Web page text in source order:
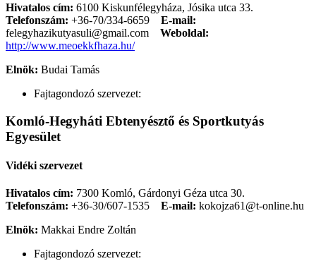
Hivatalos cím: 6100 Kiskunfélegyháza, Jósika utca 33.
Telefonszám: +36-70/334-6659
E-mail:
felegyhazikutyasuli@gmail.com
Weboldal:
http://www.meoekkfhaza.hu/
Elnök: Budai Tamás
Fajtagondozó szervezet:
Komló-Hegyháti Ebtenyésztő és Sportkutyás
Egyesület
Vidéki szervezet
Hivatalos cím: 7300 Komló, Gárdonyi Géza utca 30.
Telefonszám: +36-30/607-1535 E-mail: kokojza61@t-online.hu
Elnök: Makkai Endre Zoltán
Fajtagondozó szervezet: